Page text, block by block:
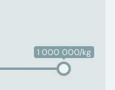
1 000 000/kg